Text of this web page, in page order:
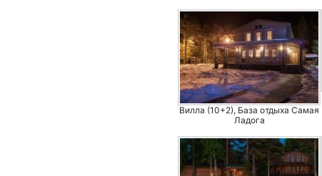
Вилла (10+2), База отдыха Самая
Ладога